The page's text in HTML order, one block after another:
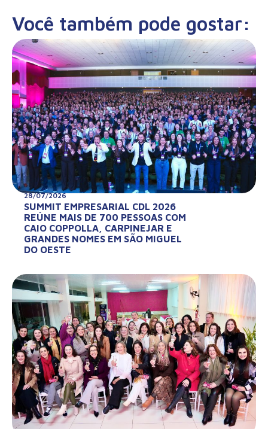
Você também pode gostar:
28/07/2026
SUMMIT EMPRESARIAL CDL 2026
REÚNE MAIS DE 700 PESSOAS COM
CAIO COPPOLLA, CARPINEJAR E
GRANDES NOMES EM SÃO MIGUEL
DO OESTE